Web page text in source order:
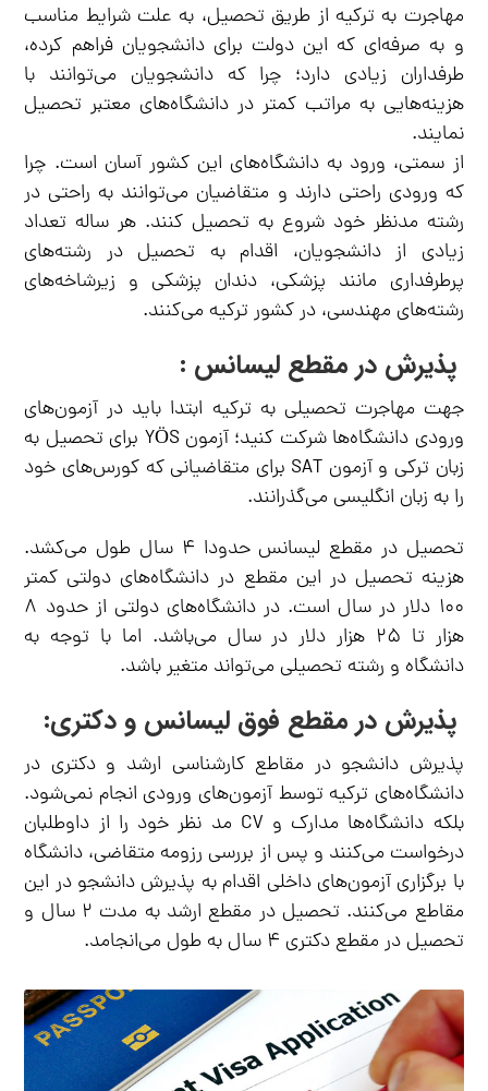
مهاجرت به ترکیه از طریق تحصیل، به علت شرایط مناسب
و به صرفه‌ای که این دولت برای دانشجویان فراهم کرده،
طرفداران زیادی دارد؛ چرا که دانشجویان می‌توانند با
هزینه‌هایی به مراتب کمتر در دانشگاه‌های معتبر تحصیل
نمایند.
از سمتی، ورود به دانشگاه‌های این کشور آسان است. چرا
که ورودی راحتی دارند و متقاضیان می‌توانند به راحتی در
رشته مدنظر خود شروع به تحصیل کنند. هر ساله تعداد
زیادی از دانشجویان، اقدام به تحصیل در رشته‌های
پرطرفداری مانند پزشکی، دندان پزشکی و زیرشاخه‌های
رشته‌های مهندسی، در کشور ترکیه می‌کنند.
پذیرش در مقطع لیسانس :
جهت مهاجرت تحصیلی به ترکیه ابتدا باید در آزمون‌های
ورودی دانشگاه‌ها شرکت کنید؛ آزمون YÖS برای تحصیل به
زبان ترکی و آزمون SAT برای متقاضیانی که کورس‌های خود
را به زبان انگلیسی می‌گذرانند.
تحصیل در مقطع لیسانس حدودا ۴ سال طول می‌کشد.
هزینه تحصیل در این مقطع در دانشگاه‌های دولتی کمتر
۱۰۰ دلار در سال است. در دانشگاه‌های دولتی از حدود ۸
هزار تا ۲۵ هزار دلار در سال می‌باشد. اما با توجه به
دانشگاه و رشته تحصیلی می‌تواند متغیر باشد.
پذیرش در مقطع فوق لیسانس و دکتری:
پذیرش دانشجو در مقاطع کارشناسی ارشد و دکتری در
دانشگاه‌های ترکیه توسط آزمون‌های ورودی انجام نمی‌شود.
بلکه دانشگاه‌ها مدارک و CV مد نظر خود را از داوطلبان
درخواست می‌کنند و پس از بررسی رزومه متقاضی، دانشگاه
با برگزاری آزمون‌های داخلی اقدام به پذیرش دانشجو در این
مقاطع می‌کنند. تحصیل در مقطع ارشد به مدت ۲ سال و
تحصیل در مقطع دکتری ۴ سال به طول می‌انجامد.